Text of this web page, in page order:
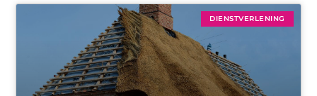
DIENSTVERLENING